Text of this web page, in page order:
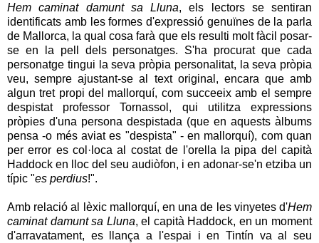
Hem caminat damunt sa Lluna, els lectors se sentiran
identificats amb les formes d'expressió genuïnes de la parla
de Mallorca, la qual cosa farà que els resulti molt fàcil posar-
se en la pell dels personatges. S'ha procurat que cada
personatge tingui la seva pròpia personalitat, la seva pròpia
veu, sempre ajustant-se al text original, encara que amb
algun tret propi del mallorquí, com succeeix amb el sempre
despistat professor Tornassol, qui utilitza expressions
pròpies d'una persona despistada (que en aquests àlbums
pensa -o més aviat es "despista" - en mallorquí), com quan
per error es col·loca al costat de l'orella la pipa del capità
Haddock en lloc del seu audiòfon, i en adonar-se'n etziba un
típic "es perdius!".
Amb relació al lèxic mallorquí, en una de les vinyetes d'Hem
caminat damunt sa Lluna, el capità Haddock, en un moment
d'arravatament, es llança a l'espai i en Tintín va al seu